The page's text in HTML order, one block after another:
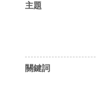
主題
關鍵詞